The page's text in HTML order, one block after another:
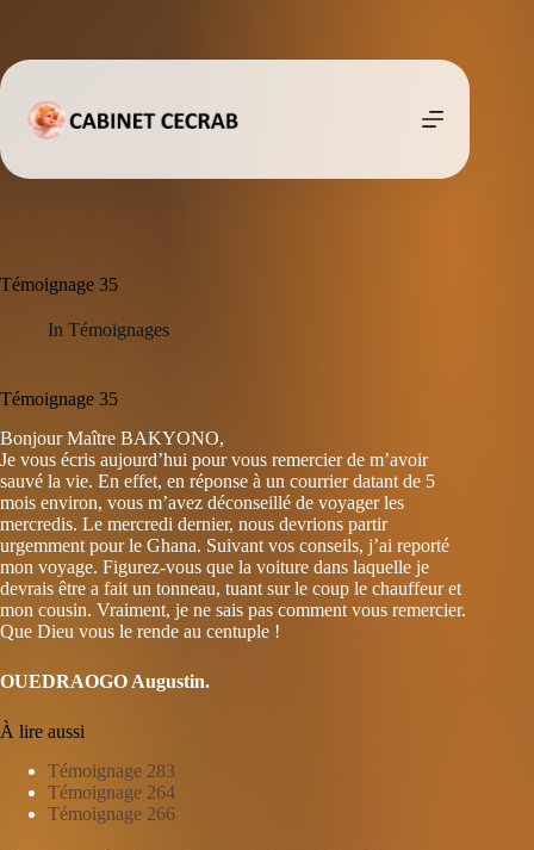
Témoignage 35
In Témoignages
Témoignage 35
Bonjour Maître BAKYONO,
Je vous écris aujourd’hui pour vous remercier de m’avoir
sauvé la vie. En effet, en réponse à un courrier datant de 5
mois environ, vous m’avez déconseillé de voyager les
mercredis. Le mercredi dernier, nous devrions partir
urgemment pour le Ghana. Suivant vos conseils, j’ai reporté
mon voyage. Figurez-vous que la voiture dans laquelle je
devrais être a fait un tonneau, tuant sur le coup le chauffeur et
mon cousin. Vraiment, je ne sais pas comment vous remercier.
Que Dieu vous le rende au centuple !
OUEDRAOGO Augustin.
À lire aussi
Témoignage 283
Témoignage 264
Témoignage 266